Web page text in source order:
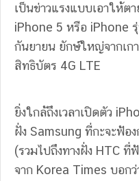
เป็นข่าวแรงแบบเอาให้ต
iPhone 5 หรือ iPhone
กันยายน ยักษ์ใหญ่จากเก
สิทธิบัตร 4G LTE
ยิ่งใกล้ถึงเวลาเปิดตัว
ฝั่ง Samsung ที่กะจะฟ้อ
(รวมไปถึงทางฝั่ง HTC
จาก Korea Times บอก